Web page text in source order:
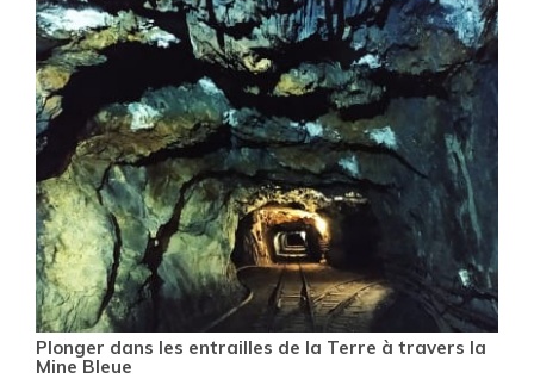
Plonger dans les entrailles de la Terre à travers la
Mine Bleue